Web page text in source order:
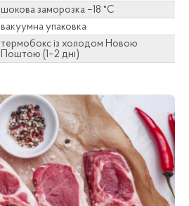
шокова заморозка –18 °C
вакуумна упаковка
термобокс із холодом Новою
Поштою (1–2 дні)